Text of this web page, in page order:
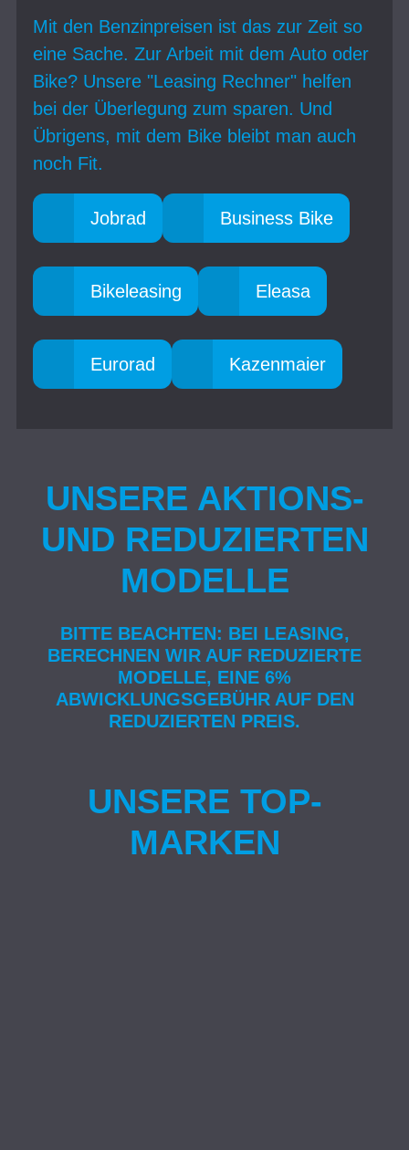
Mit den Benzinpreisen ist das zur Zeit so
eine Sache. Zur Arbeit mit dem Auto oder
Bike? Unsere "Leasing Rechner" helfen
bei der Überlegung zum sparen. Und
Übrigens, mit dem Bike bleibt man auch
noch Fit.
Jobrad Business Bike
Bikeleasing Eleasa
Eurorad Kazenmaier
UNSERE AKTIONS-
UND REDUZIERTEN
MODELLE
BITTE BEACHTEN: BEI LEASING,
BERECHNEN WIR AUF REDUZIERTE
MODELLE, EINE 6%
ABWICKLUNGSGEBÜHR AUF DEN
REDUZIERTEN PREIS.
UNSERE TOP-
MARKEN